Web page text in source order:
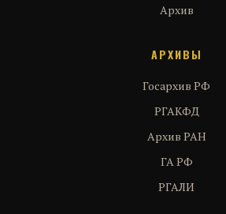
Архив
АРХИВЫ
Госархив РФ
РГАКФД
Архив РАН
ГА РФ
РГАЛИ